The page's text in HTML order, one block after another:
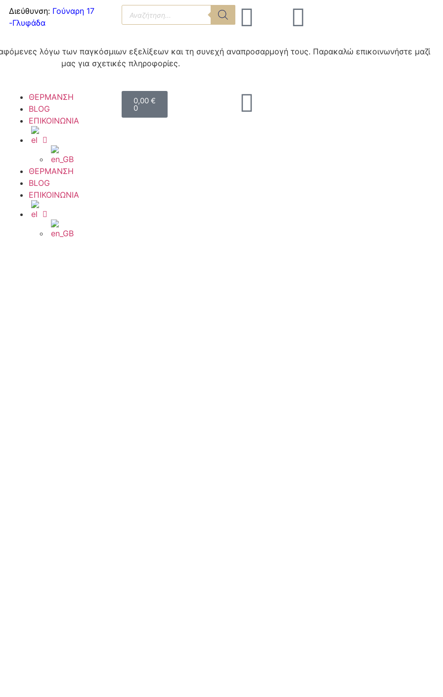
Διεύθυνση: Γούναρη 17
-Γλυφάδα
λόγω των παγκόσμιων εξελίξεων και τη συνεχή αναπροσαρμογή τους. Παρακαλώ επικοινωνήστε μαζί
μας για σχετικές πληροφορίες.
ΘΕΡΜΑΝΣΗ
BLOG
ΕΠΙΚΟΙΝΩΝΙΑ
ΘΕΡΜΑΝΣΗ
BLOG
ΕΠΙΚΟΙΝΩΝΙΑ
0,00 €
0